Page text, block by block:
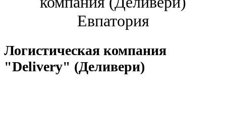
Евпатория
Логистическая компания
"Delivery" (Деливери)